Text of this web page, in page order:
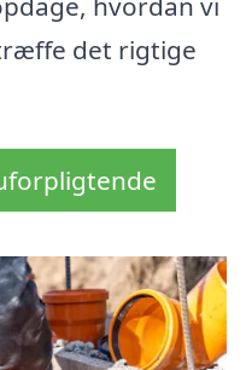
det rigtige